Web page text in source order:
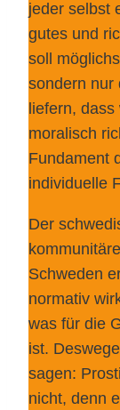
jeder selbst
gutes und
soll
sondern nur
liefern,
moralisch
Fundament
individuelle
Der
Schweden
normativ
was für die
ist.
sagen:
nicht, denn